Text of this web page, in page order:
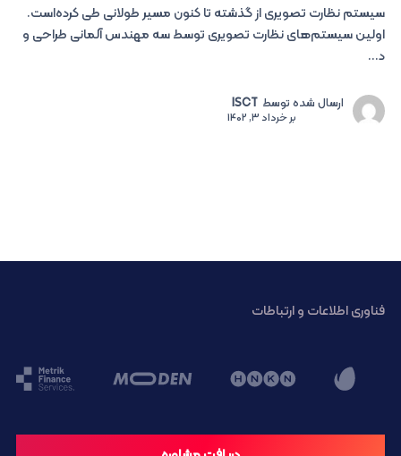
سیستم نظارت تصویری از گذشته تا کنون مسیر طولانی طی کرده‌است.
اولین سیستم‌های نظارت تصویری توسط سه مهندس آلمانی طراحی و
د...
ارسال شده توسط ISCT
برخرداد 3, 1402
فناوری اطلاعات و ارتباطات